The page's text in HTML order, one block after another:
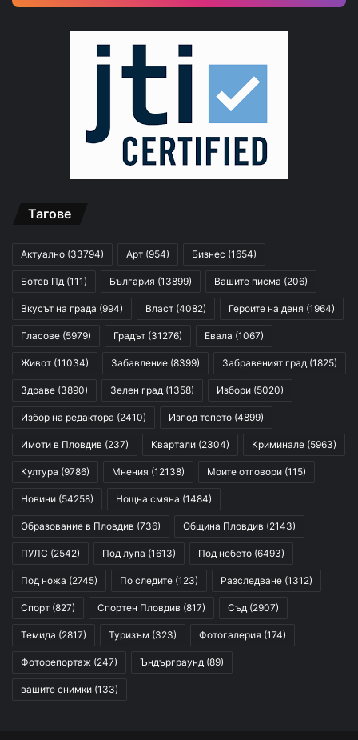
Тагове
Актуално (33794) Арт (954) Бизнес (1654)
Ботев Пд (111) България (13899) Вашите писма (206)
Вкусът на града (994) Власт (4082) Героите на деня (1964)
Гласове (5979) Градът (31276) Евала (1067)
Живот (11034) Забавление (8399) Забравеният град (1825)
Здраве (3890) Зелен град (1358) Избори (5020)
Избор на редактора (2410) Изпод тепето (4899)
Имоти в Пловдив (237) Квартали (2304) Криминале (5963)
Култура (9786) Мнения (12138) Моите отговори (115)
Новини (54258) Нощна смяна (1484)
Образование в Пловдив (736) Община Пловдив (2143)
ПУЛС (2542) Под лупа (1613) Под небето (6493)
Под ножа (2745) По следите (123) Разследване (1312)
Спорт (827) Спортен Пловдив (817) Съд (2907)
Темида (2817) Туризъм (323) Фотогалерия (174)
Фоторепортаж (247) Ъндърграунд (89)
вашите снимки (133)